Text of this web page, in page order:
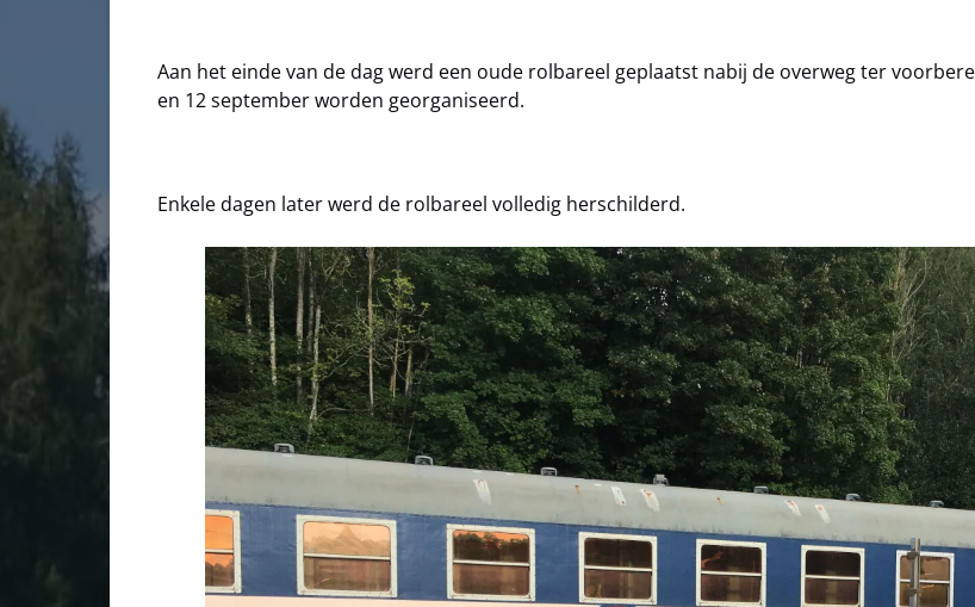
Aan het einde van de dag werd een oude rolbareel geplaatst nabij de overweg ter
en 12 september worden georganiseerd.
Enkele dagen later werd de rolbareel volledig herschilderd.